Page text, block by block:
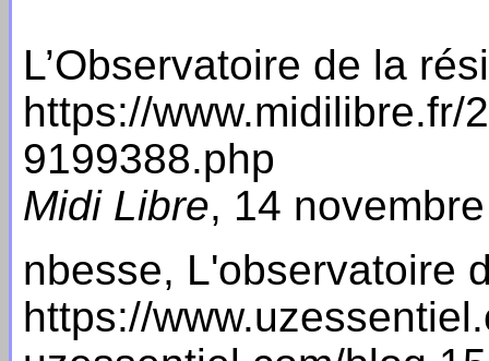
L’Observatoire de la
https://www.midilibre.fr/
9199388.php
Midi Libre, 14
nbesse, L'observatoire
https://